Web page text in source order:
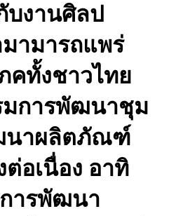
บงานศิลป
ามารถแพร่
คทั้งชาวไทย
มการพัฒนาชุม
นาผลิตภัณฑ์
อเนื่อง อาทิ
ารพัฒนา